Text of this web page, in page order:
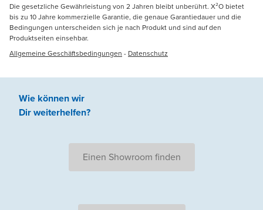
Die gesetzliche Gewährleistung von 2 Jahren bleibt unberührt. X²O bietet
bis zu 10 Jahre kommerzielle Garantie, die genaue Garantiedauer und die
Bedingungen unterscheiden sich je nach Produkt und sind auf den
Produktseiten einsehbar.
Allgemeine Geschäftsbedingungen - Datenschutz
Wie können wir
Dir weiterhelfen?
Einen Showroom finden